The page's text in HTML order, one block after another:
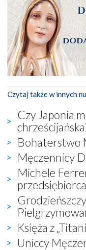
Czytaj także w innych
Czy Japonia
Bohaterstwo
Męczennicy
Michele
przedsiębiorca
Księża z
Uniccy